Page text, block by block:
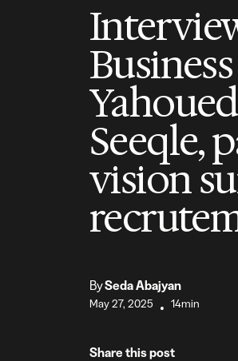
Seeqle,
vision
BySeda Abajyan
May 27, 2025 • 14min
Share this post